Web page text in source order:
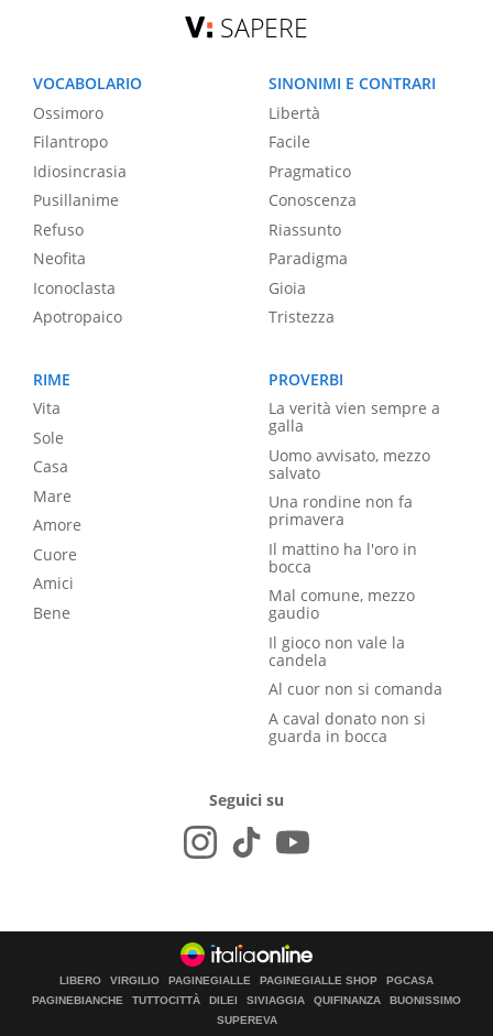
SAPERE
VOCABOLARIO
Ossimoro
Filantropo
Idiosincrasia
Pusillanime
Refuso
Neofita
Iconoclasta
Apotropaico
SINONIMI E CONTRARI
Libertà
Facile
Pragmatico
Conoscenza
Riassunto
Paradigma
Gioia
Tristezza
RIME
Vita
Sole
Casa
Mare
Amore
Cuore
Amici
Bene
PROVERBI
La verità vien sempre a
galla
Uomo avvisato, mezzo
salvato
Una rondine non fa
primavera
Il mattino ha l'oro in
bocca
Mal comune, mezzo
gaudio
Il gioco non vale la
candela
Al cuor non si comanda
A caval donato non si
guarda in bocca
Seguici su
LIBERO VIRGILIO PAGINEGIALLE PAGINEGIALLE SHOP
PGCASA
PAGINEBIANCHE
TUTTOCITTÀ DILEI SIVIAGGIA QUIFINANZA
BUONISSIMO
SUPEREVA